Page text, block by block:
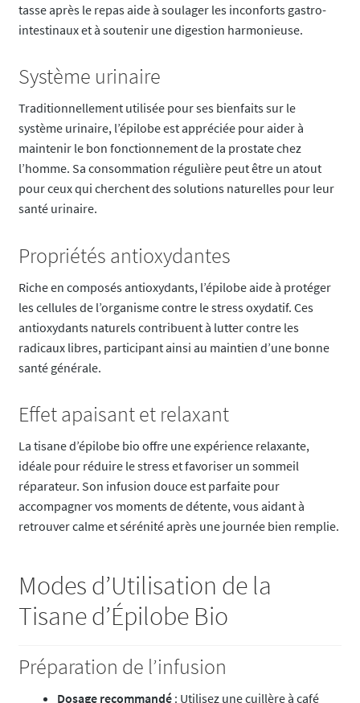
tasse après le repas aide à soulager les inconforts gastro-
intestinaux et à soutenir une digestion harmonieuse.
Système urinaire
Traditionnellement utilisée pour ses bienfaits sur le
système urinaire, l’épilobe est appréciée pour aider à
maintenir le bon fonctionnement de la prostate chez
l’homme. Sa consommation régulière peut être un atout
pour ceux qui cherchent des solutions naturelles pour leur
santé urinaire.
Propriétés antioxydantes
Riche en composés antioxydants, l’épilobe aide à protéger
les cellules de l’organisme contre le stress oxydatif. Ces
antioxydants naturels contribuent à lutter contre les
radicaux libres, participant ainsi au maintien d’une bonne
santé générale.
Effet apaisant et relaxant
La tisane d’épilobe bio offre une expérience relaxante,
idéale pour réduire le stress et favoriser un sommeil
réparateur. Son infusion douce est parfaite pour
accompagner vos moments de détente, vous aidant à
retrouver calme et sérénité après une journée bien remplie.
Modes d’Utilisation de la
Tisane d’Épilobe Bio
Préparation de l’infusion
Dosage recommandé: Utilisez une cuillère à café